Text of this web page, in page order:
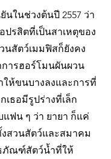
นในช่วงต้นปี 2557 ว่า
ปรสิตที่เป็นสาเหตุของ
สัตว์เมมฟิสก็ยังคง
การฮอร์โมนผันผวน
ห้ขนบางลงและการที่
เธอมีรูปร่างที่เล็ก
แฟน ๆ ว่า ยายา ก็แค่
สวนสัตว์และสมาคม
ภัณฑ์สัตว์น้ำที่ให้